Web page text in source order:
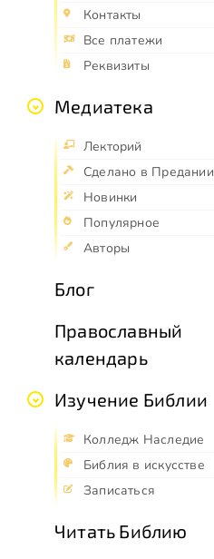
Контакты
Все платежи
Реквизиты
Медиатека
Лекторий
Сделано в Предании
Новинки
Популярное
Авторы
Блог
Православный
календарь
Изучение Библии
Колледж Наследие
Библия в искусстве
Записаться
Читать Библию